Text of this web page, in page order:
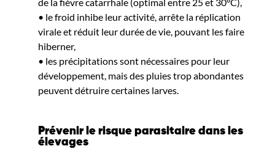
• le froid inhibe leur activité, arrête la réplication
virale et réduit leur durée de vie, pouvant les faire
hiberner,
• les précipitations sont nécessaires pour leur
développement, mais des pluies trop abondantes
peuvent détruire certaines larves.
Prévenir le risque parasitaire dans les
élevages